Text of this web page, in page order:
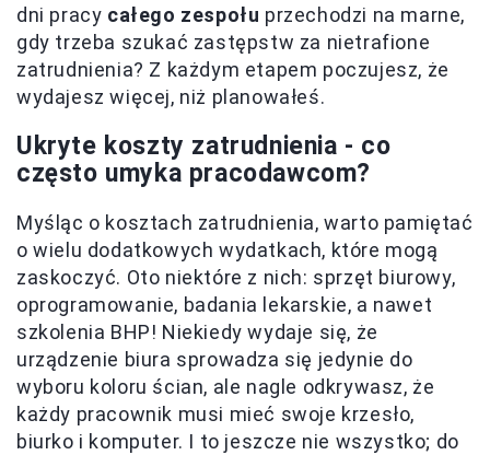
dni pracy całego zespołu przechodzi na marne,
gdy trzeba szukać zastępstw za nietrafione
zatrudnienia? Z każdym etapem poczujesz, że
wydajesz więcej, niż planowałeś.
Ukryte koszty zatrudnienia - co
często umyka pracodawcom?
Myśląc o kosztach zatrudnienia, warto pamiętać
o wielu dodatkowych wydatkach, które mogą
zaskoczyć. Oto niektóre z nich: sprzęt biurowy,
oprogramowanie, badania lekarskie, a nawet
szkolenia BHP! Niekiedy wydaje się, że
urządzenie biura sprowadza się jedynie do
wyboru koloru ścian, ale nagle odkrywasz, że
każdy pracownik musi mieć swoje krzesło,
biurko i komputer. I to jeszcze nie wszystko; do